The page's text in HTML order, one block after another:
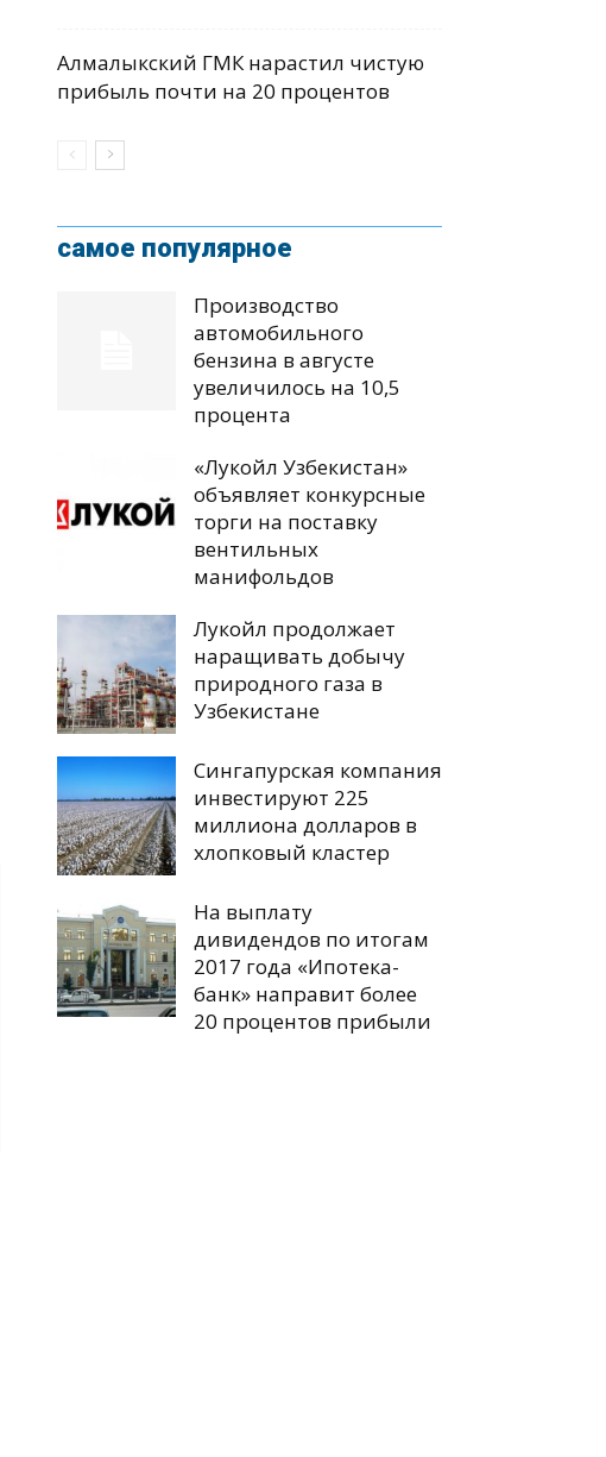
Алмалыкский ГМК нарастил чистую
прибыль почти на 20 процентов
самое популярное
Производство
автомобильного
бензина в августе
увеличилось на 10,5
процента
«Лукойл Узбекистан»
объявляет конкурсные
торги на поставку
вентильных
манифольдов
Лукойл продолжает
наращивать добычу
природного газа в
Узбекистане
Сингапурская компания
инвестируют 225
миллиона долларов в
хлопковый кластер
На выплату
дивидендов по итогам
2017 года «Ипотека-
банк» направит более
20 процентов прибыли